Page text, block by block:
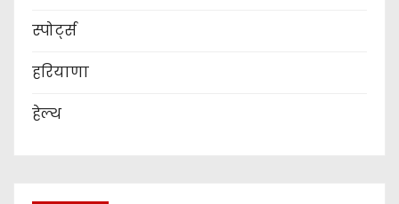
स्पोर्ट्स
हरियाणा
हेल्थ